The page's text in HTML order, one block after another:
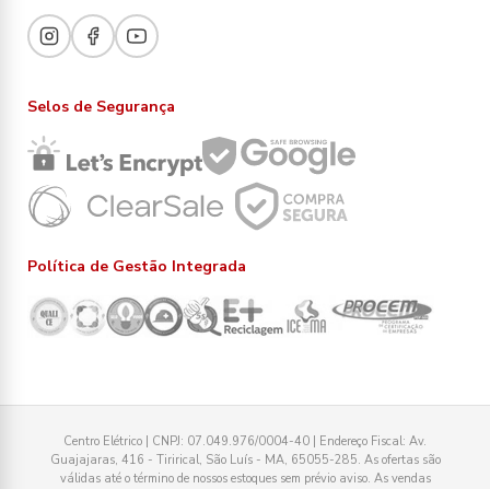
Selos de Segurança
Política de Gestão Integrada
Centro Elétrico | CNPJ: 07.049.976/0004-40 | Endereço Fiscal: Av.
Guajajaras, 416 - Tirirical, São Luís - MA, 65055-285. As ofertas são
válidas até o término de nossos estoques sem prévio aviso. As vendas